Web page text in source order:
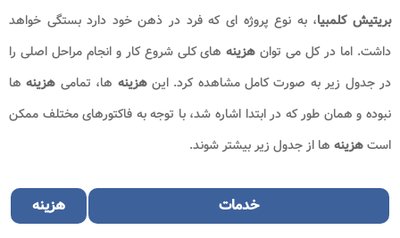
بریتیش کلمبیا، به نوع پروژه ای که فرد در ذهن خود دارد بستگی خواهد
داشت. اما در کل می توان هزینه های کلی شروع کار و انجام مراحل اصلی را
در جدول زیر به صورت کامل مشاهده کرد. اینهزینه ها، تمامی هزینه ها
نبوده و همان طور که در ابتدا اشاره شد، با توجه به فاکتورهای مختلف ممکن
استهزینه ها از جدول زیر بیشتر شوند.
خدمات هزینه